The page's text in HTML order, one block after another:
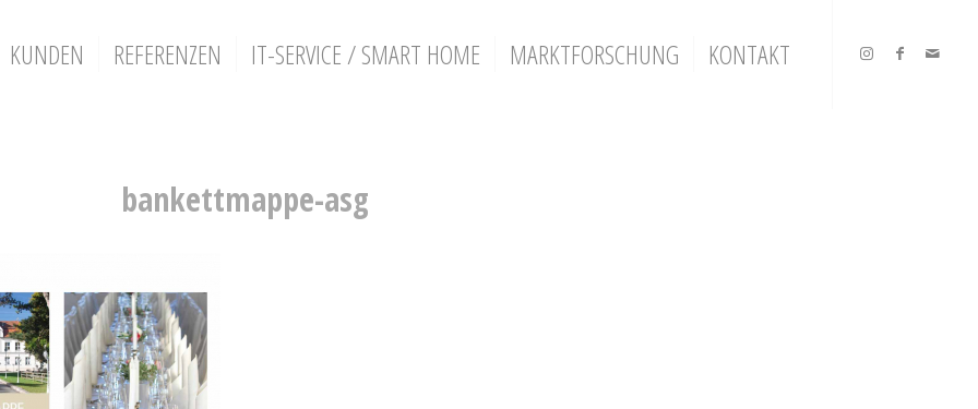
KUNDEN REFERENZEN IT-SERVICE / SMART HOME MARKTFORSCHUNG KONTAKT
bankettmappe-asg